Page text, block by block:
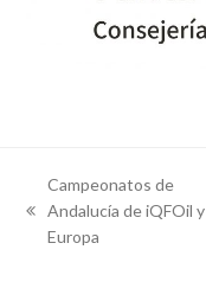
previous
post:
Campeonatos de
Andalucía de iQFOil y
Europa